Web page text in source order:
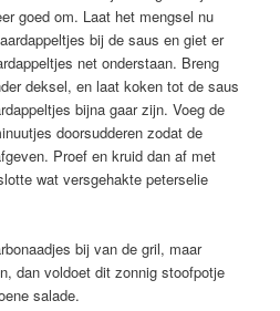
goed om. Laat het mengsel nu
bij de saus en giet er
net onderstaan. Breng
deksel, en laat koken tot de saus
bijna gaar zijn. Voeg de
doorsudderen zodat de
Proef en kruid dan af met
wat versgehakte peterselie
bij van de gril, maar
dan voldoet dit zonnig stoofpotje
salade.